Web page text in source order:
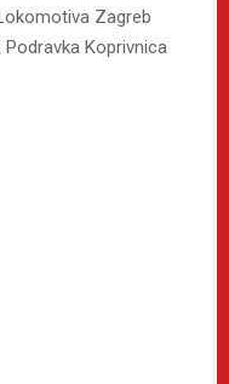
Zagreb
Podravka Koprivnica